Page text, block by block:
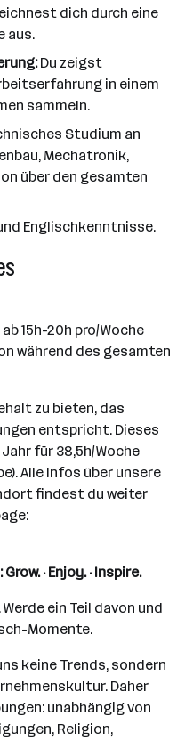
dich durch eine
aus.
Du zeigst
in einem
sammeln.
Studium an
Mechatronik,
über den gesamten
Englischkenntnisse.
15h-20h pro/Woche
während des gesamten
zu bieten, das
entspricht. Dieses
für 38,5h/Woche
Alle Infos über unsere
findest du weiter
· Enjoy. · Inspire.
ein Teil davon und
Momente.
keine Trends, sondern
Daher
unabhängig von
Religion,